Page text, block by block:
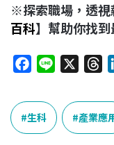
※探索職場，透視
百科】幫助你找到
c
e
b
e
r
e
a
生科 產業應